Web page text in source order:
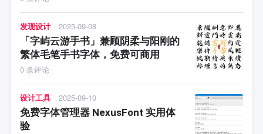
发现设计 2025-09-08
「字屿云游手书」兼顾阴柔与阳刚的
繁体毛笔手书字体，免费可商用
0 条评论
设计工具 2025-09-10
免费字体管理器 NexusFont 实用体
验